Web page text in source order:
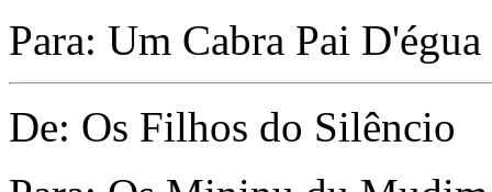
Para: Um Cabra Pai
De: Os Filhos do Silêncio